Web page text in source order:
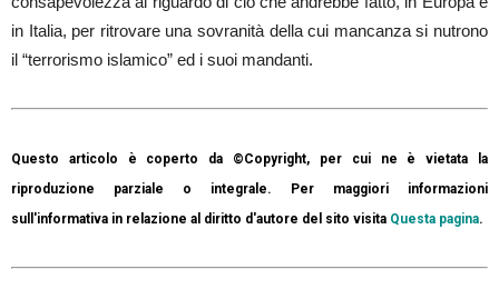
in Italia, per ritrovare una sovranità della cui mancanza si nutrono
il “terrorismo islamico” ed i suoi mandanti.
Questo articolo è coperto da ©Copyright, per cui ne è vietata la
riproduzione parziale o integrale. Per maggiori informazioni
sull'informativa in relazione al diritto d'autore del sito visita Questa pagina.